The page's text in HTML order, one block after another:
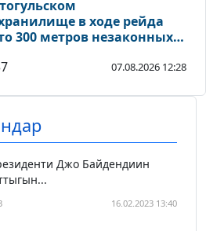
в ходе рейда
300 метров незаконных
07.08.2026 12:28
Джо Байдендиин
16.02.2023 13:40